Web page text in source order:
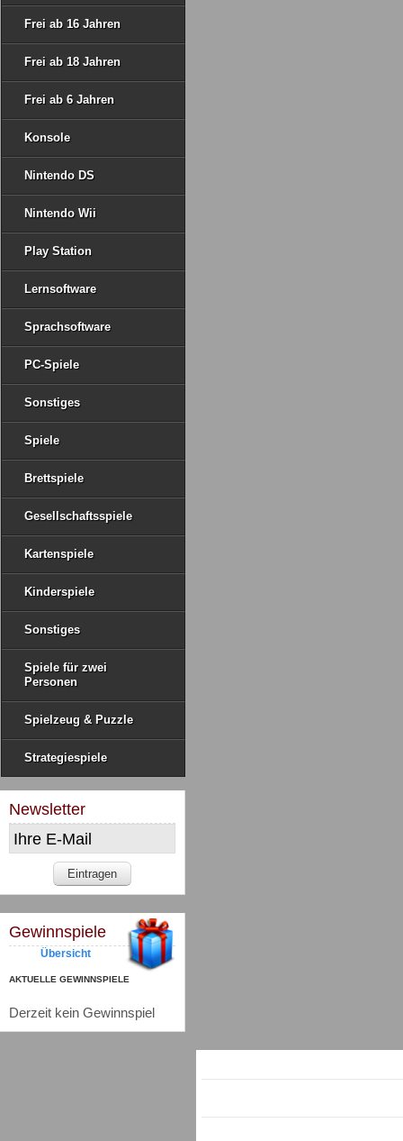
Frei ab 16 Jahren
Frei ab 18 Jahren
Frei ab 6 Jahren
Konsole
Nintendo DS
Nintendo Wii
Play Station
Lernsoftware
Sprachsoftware
PC-Spiele
Sonstiges
Spiele
Brettspiele
Gesellschaftsspiele
Kartenspiele
Kinderspiele
Sonstiges
Spiele für zwei
Personen
Spielzeug & Puzzle
Strategiespiele
Newsletter
Gewinnspiele
Übersicht
AKTUELLE GEWINNSPIELE
Derzeit kein Gewinnspiel